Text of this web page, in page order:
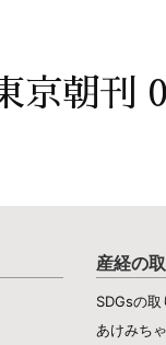
京朝刊
産経の
SDGsの取
あけみち